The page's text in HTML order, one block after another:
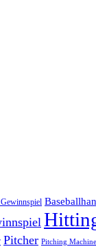
Pitcher Pitching Machine